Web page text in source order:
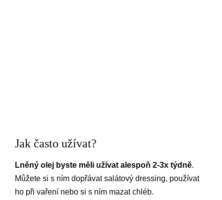
Jak často užívat?
Lněný olej byste měli užívat alespoň 2-3x týdně.
Můžete si s ním dopřávat salátový dressing, používat
ho při vaření nebo si s ním mazat chléb.